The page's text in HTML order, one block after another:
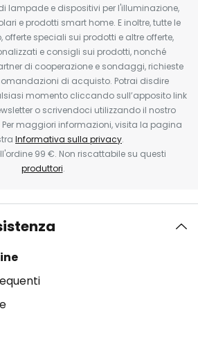
lampade e dispositivi per l'illuminazione,
e prodotti smart home. E inoltre, tutte le
speciali sui prodotti e altre offerte,
e consigli sui prodotti, nonché
di cooperazione e sondaggi, richieste
di acquisto. Potrai disdire
momento cliccando sull’apposito link
o scrivendoci utilizzando il nostro
Per maggiori informazioni, visita la pagina
Informativa sulla privacy.
99 €. Non riscattabile su questi
produttori.